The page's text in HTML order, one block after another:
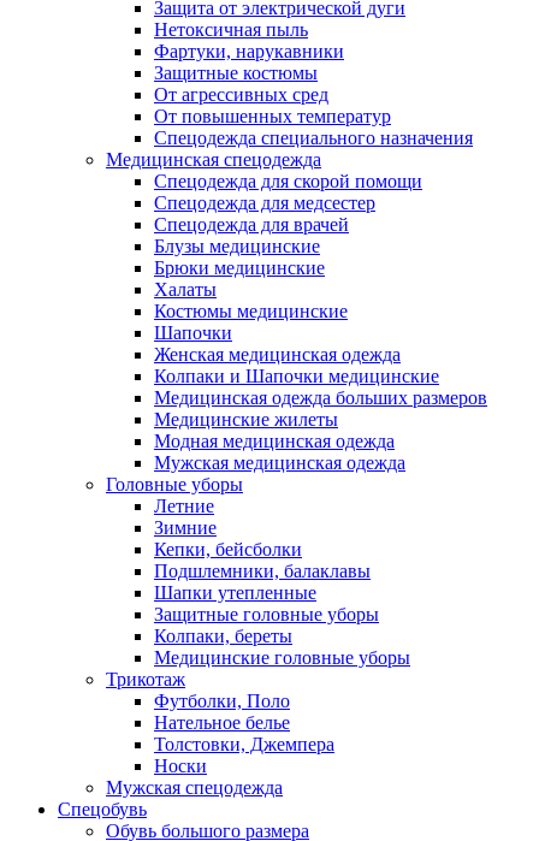
Защита от электрической дуги
Нетоксичная пыль
Фартуки, нарукавники
Защитные костюмы
От агрессивных сред
От повышенных температур
Спецодежда специального назначения
Медицинская спецодежда
Спецодежда для скорой помощи
Спецодежда для медсестер
Спецодежда для врачей
Блузы медицинские
Брюки медицинские
Халаты
Костюмы медицинские
Шапочки
Женская медицинская одежда
Колпаки и Шапочки медицинские
Медицинская одежда больших размеров
Медицинские жилеты
Модная медицинская одежда
Мужская медицинская одежда
Головные уборы
Летние
Зимние
Кепки, бейсболки
Подшлемники, балаклавы
Шапки утепленные
Защитные головные уборы
Колпаки, береты
Медицинские головные уборы
Трикотаж
Футболки, Поло
Нательное белье
Толстовки, Джемпера
Носки
Мужская спецодежда
Спецобувь
Обувь большого размера